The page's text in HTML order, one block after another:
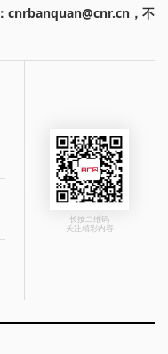
cnrbanquan@cnr.cn，不
长按二维码
关注精彩内容